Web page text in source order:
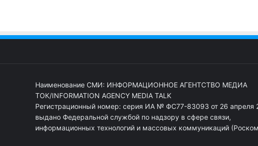
Наименование СМИ: ИНФОРМАЦИОННОЕ АГЕНТСТВО МЕДИА
ТОК/INFORMATION AGENCY MEDIA TALK
Регистрационный номер: серия ИА № ФС77-83093 от 26 апреля
выдано Федеральной службой по надзору в сфере связи,
информационных технологий и массовых коммуникаций